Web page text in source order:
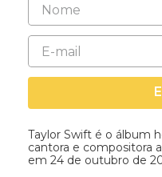
Taylor Swift é o álbum
cantora e compositora
em 24 de outubro de